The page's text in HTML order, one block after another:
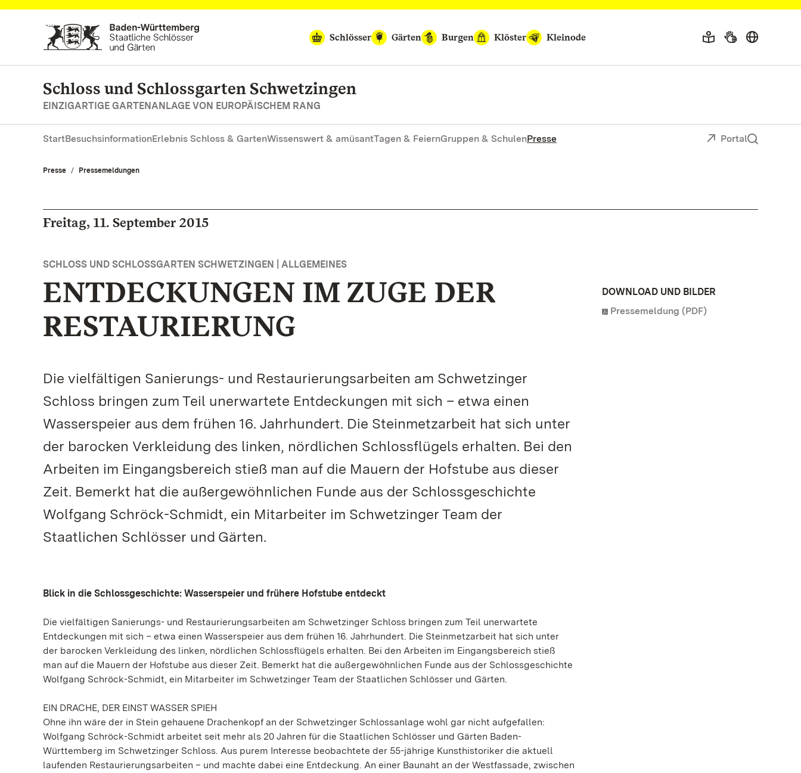
Zum Hauptinhalt springen
Schlösser
Gärten Burgen Klöster Kleinode
Schloss und Schlossgarten Schwetzingen
EINZIGARTIGE GARTENANLAGE VON EUROPÄISCHEM RANG
StartBesuchsinformationErlebnis Schloss & GartenWissenswert & amüsantTagen & FeiernGruppen & SchulenPresse Portal
Presse Pressemeldungen
Freitag, 11. September 2015
SCHLOSS UND SCHLOSSGARTEN SCHWETZINGEN | ALLGEMEINES
ENTDECKUNGEN IM ZUGE DER
RESTAURIERUNG
Die vielfältigen Sanierungs- und Restaurierungsarbeiten am Schwetzinger
Schloss bringen zum Teil unerwartete Entdeckungen mit sich – etwa einen
Wasserspeier aus dem frühen 16. Jahrhundert. Die Steinmetzarbeit hat sich unter
der barocken Verkleidung des linken, nördlichen Schlossflügels erhalten. Bei den
Arbeiten im Eingangsbereich stieß man auf die Mauern der Hofstube aus dieser
Zeit. Bemerkt hat die außergewöhnlichen Funde aus der Schlossgeschichte
Wolfgang Schröck-Schmidt, ein Mitarbeiter im Schwetzinger Team der
Staatlichen Schlösser und Gärten.
Blick in die Schlossgeschichte: Wasserspeier und frühere Hofstube entdeckt
Die vielfältigen Sanierungs- und Restaurierungsarbeiten am Schwetzinger Schloss bringen zum Teil unerwartete
Entdeckungen mit sich – etwa einen Wasserspeier aus dem frühen 16. Jahrhundert. Die Steinmetzarbeit hat sich unter
der barocken Verkleidung des linken, nördlichen Schlossflügels erhalten. Bei den Arbeiten im Eingangsbereich stieß
man auf die Mauern der Hofstube aus dieser Zeit. Bemerkt hat die außergewöhnlichen Funde aus der Schlossgeschichte
Wolfgang Schröck-Schmidt, ein Mitarbeiter im Schwetzinger Team der Staatlichen Schlösser und Gärten.
EIN DRACHE, DER EINST WASSER SPIEH
Ohne ihn wäre der in Stein gehauene Drachenkopf an der Schwetzinger Schlossanlage wohl gar nicht aufgefallen:
Wolfgang Schröck-Schmidt arbeitet seit mehr als 20 Jahren für die Staatlichen Schlösser und Gärten Baden-
Württemberg im Schwetzinger Schloss. Aus purem Interesse beobachtete der 55-jährige Kunsthistoriker die aktuell
laufenden Restaurierungsarbeiten – und machte dabei eine Entdeckung. An einer Baunaht an der Westfassade, zwischen
DOWNLOAD UND BILDER
Pressemeldung (PDF)